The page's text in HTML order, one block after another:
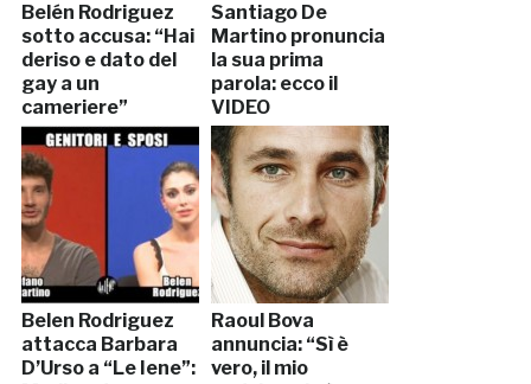
Belén Rodriguez
sotto accusa: “Hai
deriso e dato del
gay a un
cameriere”
Santiago De
Martino pronuncia
la sua prima
parola: ecco il
VIDEO
Belen Rodriguez
attacca Barbara
D’Urso a “Le Iene”:
Raoul Bova
annuncia: “Sì è
vero, il mio